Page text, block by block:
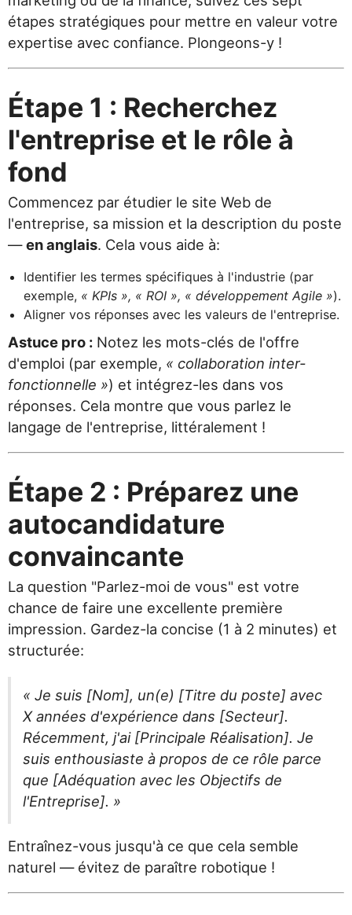
étapes stratégiques pour mettre en valeur votre
expertise avec confiance. Plongeons-y !
Étape 1 : Recherchez
l'entreprise et le rôle à
fond
Commencez par étudier le site Web de
l'entreprise, sa mission et la description du poste
—en anglais. Cela vous aide à:
Identifier les termes spécifiques à l'industrie (par
exemple, « KPIs », « ROI », « développement Agile »).
Aligner vos réponses avec les valeurs de l'entreprise.
Astuce pro : Notez les mots-clés de l'offre
d'emploi (par exemple, « collaboration inter-
fonctionnelle ») et intégrez-les dans vos
réponses. Cela montre que vous parlez le
langage de l'entreprise, littéralement !
Étape 2 : Préparez une
autocandidature
convaincante
La question "Parlez-moi de vous" est votre
chance de faire une excellente première
impression. Gardez-la concise (1 à 2 minutes) et
structurée:
« Je suis [Nom], un(e) [Titre du poste] avec
X années d'expérience dans [Secteur].
Récemment, j'ai [Principale Réalisation]. Je
suis enthousiaste à propos de ce rôle parce
que [Adéquation avec les Objectifs de
l'Entreprise]. »
Entraînez-vous jusqu'à ce que cela semble
naturel — évitez de paraître robotique !